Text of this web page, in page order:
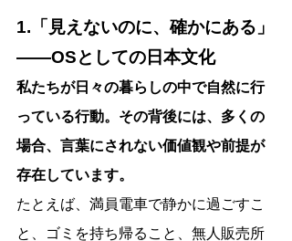
1.「見えないのに、確かにある」
――OSとしての日本文化
私たちが日々の暮らしの中で自然に行
っている行動。その背後には、多くの
場合、言葉にされない価値観や前提が
存在しています。
たとえば、満員電車で静かに過ごすこ
と、ゴミを持ち帰ること、無人販売所